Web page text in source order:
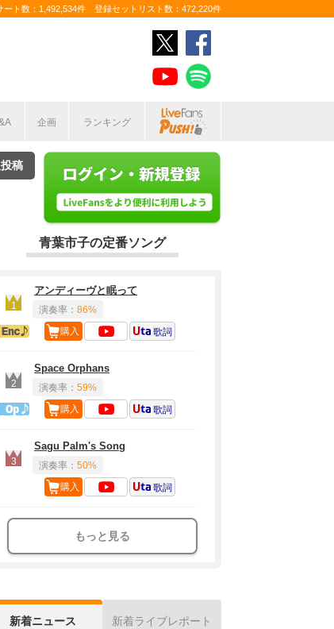
ト数：1,492,534件 登録セットリスト数：472,220件
企画 ランキング
稿
青葉市子の定番ソング
1
アンディーヴと眠って
演奏率： 86%
アンコール定番
購入 歌詞
2
Space Orphans
演奏率： 59%
1曲目定番
購入 歌詞
3
Sagu Palm's Song
演奏率： 50%
購入 歌詞
もっと見る
新着ニュース 新着ライブレポート